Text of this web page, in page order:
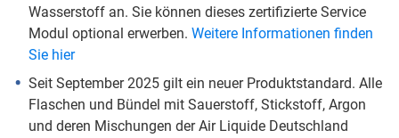
Wasserstoff an. Sie können dieses zertifizierte Service
Modul optional erwerben. Weitere Informationen finden
Sie hier
Seit September 2025 gilt ein neuer Produktstandard. Alle
Flaschen und Bündel mit Sauerstoff, Stickstoff, Argon
und deren Mischungen der Air Liquide Deutschland